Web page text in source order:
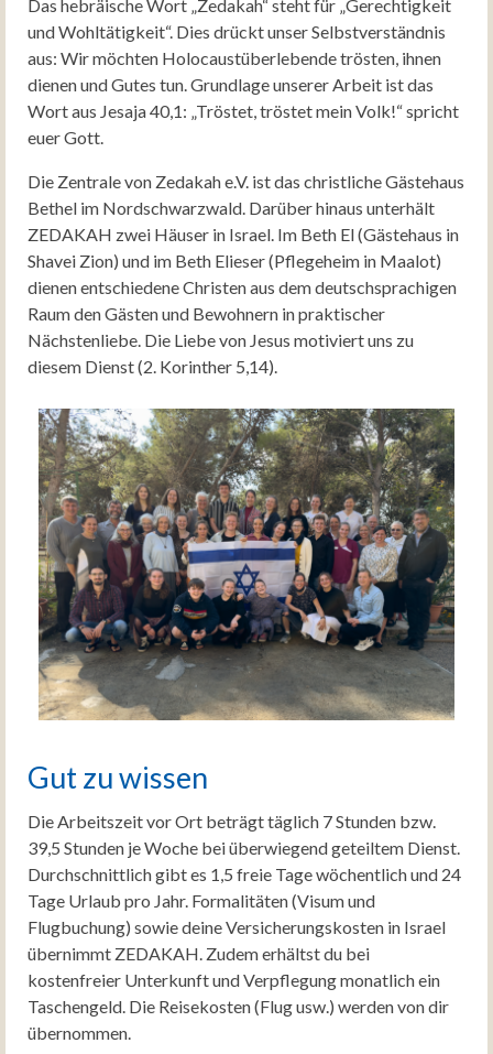
Das hebräische Wort „Zedakah“ steht für „Gerechtigkeit
und Wohltätigkeit“. Dies drückt unser Selbstverständnis
aus: Wir möchten Holocaustüberlebende trösten, ihnen
dienen und Gutes tun. Grundlage unserer Arbeit ist das
Wort aus Jesaja 40,1: „Tröstet, tröstet mein Volk!“ spricht
euer Gott.
Die Zentrale von Zedakah e.V. ist das christliche Gästehaus
Bethel im Nordschwarzwald. Darüber hinaus unterhält
ZEDAKAH zwei Häuser in Israel. Im Beth El (Gästehaus in
Shavei Zion) und im Beth Elieser (Pflegeheim in Maalot)
dienen entschiedene Christen aus dem deutschsprachigen
Raum den Gästen und Bewohnern in praktischer
Nächstenliebe. Die Liebe von Jesus motiviert uns zu
diesem Dienst (2. Korinther 5,14).
Gut zu wissen
Die Arbeitszeit vor Ort beträgt täglich 7 Stunden bzw.
39,5 Stunden je Woche bei überwiegend geteiltem Dienst.
Durchschnittlich gibt es 1,5 freie Tage wöchentlich und 24
Tage Urlaub pro Jahr. Formalitäten (Visum und
Flugbuchung) sowie deine Versicherungskosten in Israel
übernimmt ZEDAKAH. Zudem erhältst du bei
kostenfreier Unterkunft und Verpflegung monatlich ein
Taschengeld. Die Reisekosten (Flug usw.) werden von dir
übernommen.